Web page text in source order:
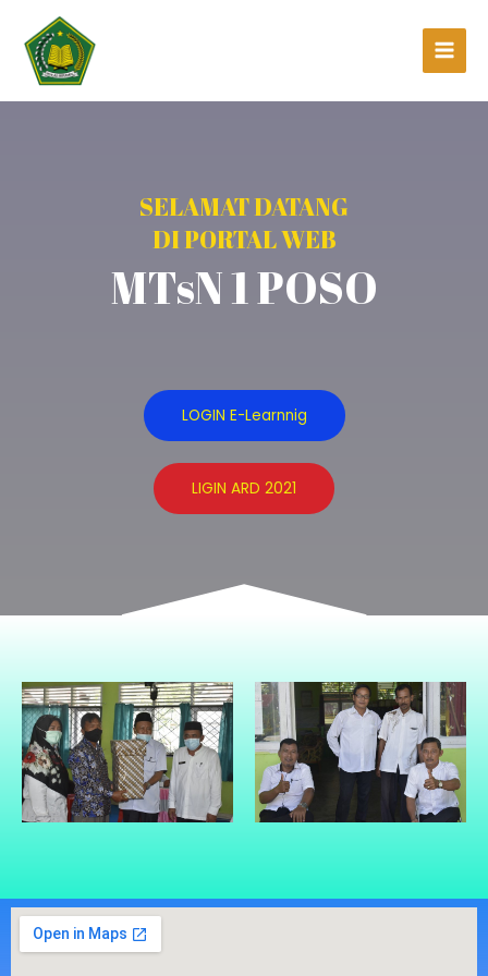
SELAMAT DATANG
DI PORTAL WEB
MTsN 1 POSO
LOGIN E-Learnnig
LIGIN ARD 2021